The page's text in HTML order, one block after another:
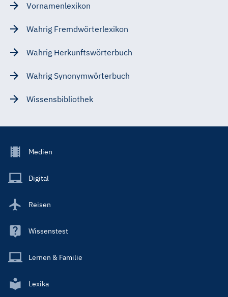
Vornamenlexikon
Wahrig Fremdwörterlexikon
Wahrig Herkunftswörterbuch
Wahrig Synonymwörterbuch
Wissensbibliothek
Footer
Main
Medien
Digital
Reisen
Wissenstest
Lernen & Familie
Lexika